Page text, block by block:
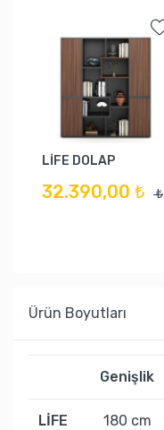
LİFE DOLAP
32.390,00 ₺ ₺
Ürün Boyutları
Genişlik
LİFE
180 cm